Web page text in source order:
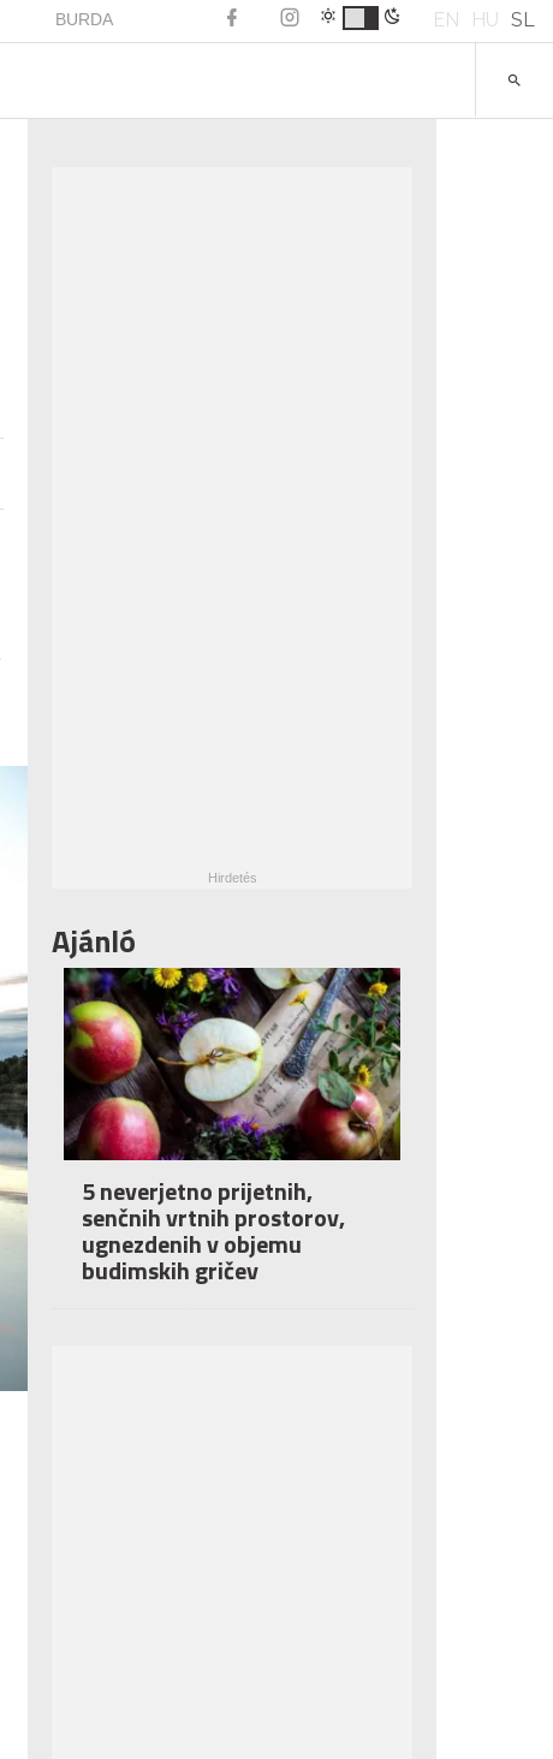
BURDA EN HU SL
Ajánló
5 neverjetno prijetnih,
senčnih vrtnih prostorov,
ugnezdenih v objemu
budimskih gričev